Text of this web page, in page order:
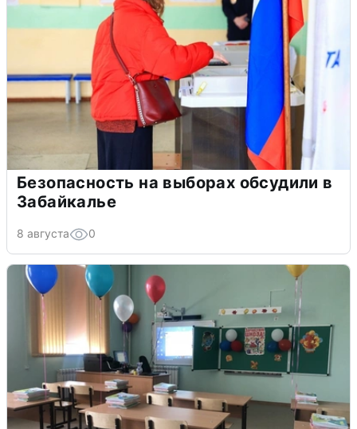
Безопасность на выборах обсудили в
Забайкалье
8 августа 0